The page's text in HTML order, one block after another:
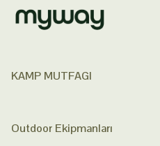
KAMP MUTFAGI
Outdoor Ekipmanları